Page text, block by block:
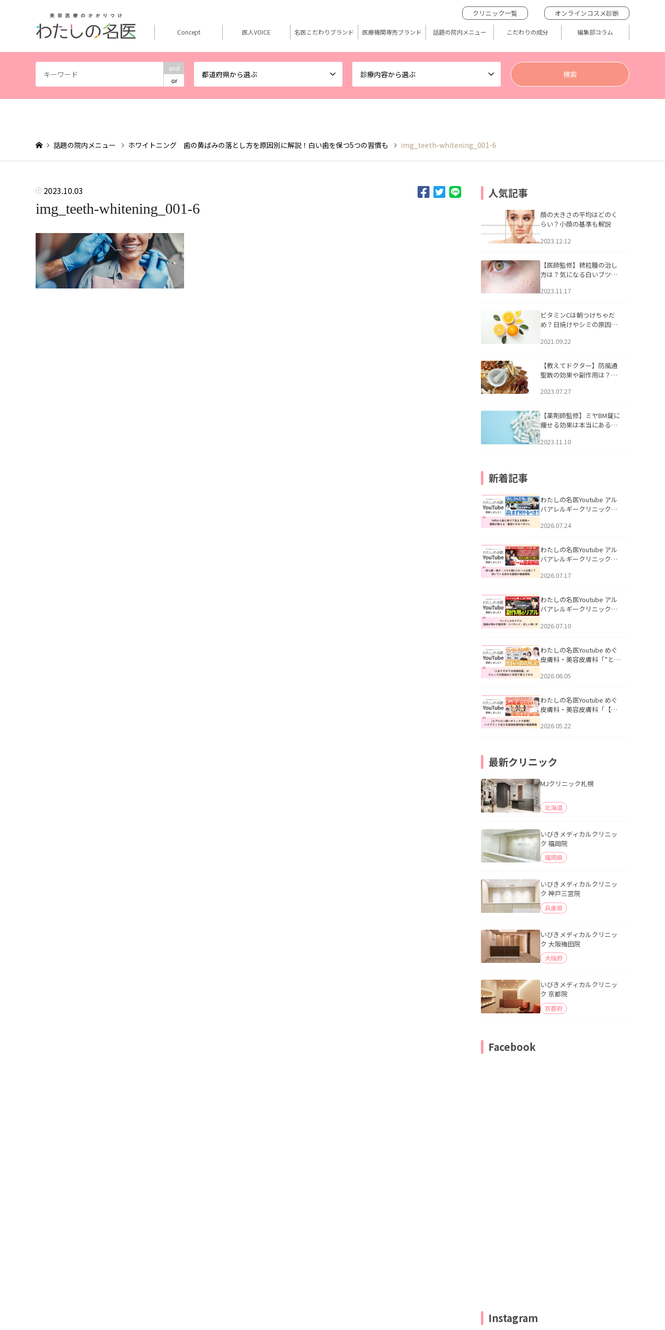
and
or
都道府県から選ぶ 診療内容から選ぶ
クリニック一覧 オンラインコスメ診断
Concept 医人VOICE 名医こだわりブランド 医療機関専売ブランド 話題の院内メニュー こだわりの成分 編集部コラム
話題の院内メニュー ホワイトニング 歯の黄ばみの落とし方を原因別に解説！白い歯を保つ5つの習慣も img_teeth-whitening_001-6
2023.10.03
img_teeth-whitening_001-6
人気記事
顔の大きさの平均はどのく
らい？小顔の基準も解説
2023.12.12
【医師監修】稗粒腫の治し
方は？気になる白いブツブ
アについて
2023.11.17
ビタミンCは朝つけちゃだ
め？日焼けやシミの原因に
2021.09.22
【教えてドクター】防風通
聖散の効果や副作用は？長
2023.07.27
【薬剤師監修】ミヤBM錠に
痩せる効果は本当にある
2023.11.10
新着記事
わたしの名医Youtube アル
バアレルギークリニック札
える男性へ｜医師が教える
公開いたしました。
2026.07.24
わたしの名医Youtube アル
バアレルギークリニック札
跡にVビームは効く？向いて
説」を公開いたしました。
2026.07.17
わたしの名医Youtube アル
バアレルギークリニック札
医師が明かす副作用・リバ
公開いたしました。
2026.07.10
わたしの名医Youtube めぐ
皮膚科・美容皮膚科「”とお
ッズの肌悩みに本気で答え
た。
2026.06.05
わたしの名医Youtube めぐ
皮膚科・美容皮膚科「【ヒ
用】ハイブリッド注入を美
2026.05.22
最新クリニック
MJクリニック札幌
北海道
いびきメディカルクリニッ
ク 福岡院
福岡県
いびきメディカルクリニッ
ク 神戸三宮院
兵庫県
いびきメディカルクリニッ
ク 大阪梅田院
大阪府
いびきメディカルクリニッ
ク 京都院
京都府
Facebook
Instagram